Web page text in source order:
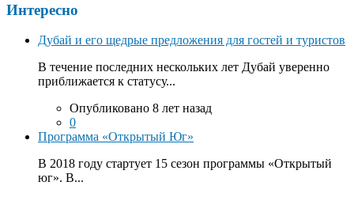
Интересно
Дубай и его щедрые предложения для гостей и туристов
В течение последних нескольких лет Дубай уверенно
приближается к статусу...
Опубликовано 8 лет назад
0
Программа «Открытый Юг»
В 2018 году стартует 15 сезон программы «Открытый
юг». В...